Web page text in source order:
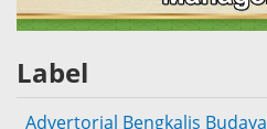
Label
Advertorial Bengkalis Budaya